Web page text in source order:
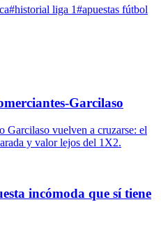
#historial liga 1#apuestas fútbol
Garcilaso
vuelven a cruzarse: el
y valor lejos del 1X2.
incómoda que sí tiene